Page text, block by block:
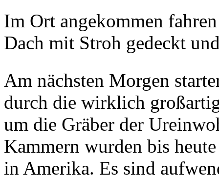
Im Ort angekommen
Dach mit Stroh gedeckt
Am nächsten Morgen
durch die wirklich
um die Gräber der
Kammern wurden bis
in Amerika. Es sind